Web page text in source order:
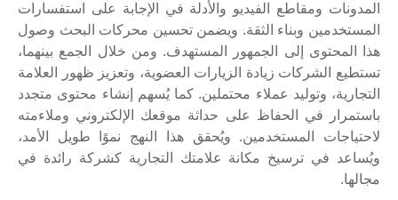
المدونات ومقاطع الفيديو والأدلة في الإجابة على استفسارات
المستخدمين وبناء الثقة. ويضمن تحسين محركات البحث وصول
هذا المحتوى إلى الجمهور المستهدف. ومن خلال الجمع بينهما،
تستطيع الشركات زيادة الزيارات العضوية، وتعزيز ظهور العلامة
التجارية، وتوليد عملاء محتملين. كما يُسهم إنشاء محتوى متجدد
باستمرار في الحفاظ على حداثة موقعك الإلكتروني وملاءمته
لاحتياجات المستخدمين. ويُحقق هذا النهج نموًا طويل الأمد،
ويُساعد في ترسيخ مكانة علامتك التجارية كشركة رائدة في
مجالها.